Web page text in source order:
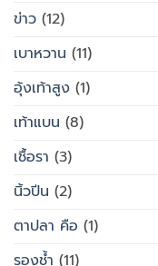
ข่าว (12)
เบาหวาน (11)
อุ้งเท้าสูง (1)
เท้าแบน (8)
เชื้อรา (3)
นิ้วปีน (2)
ตาปลา คือ (1)
รองช้ำ (11)